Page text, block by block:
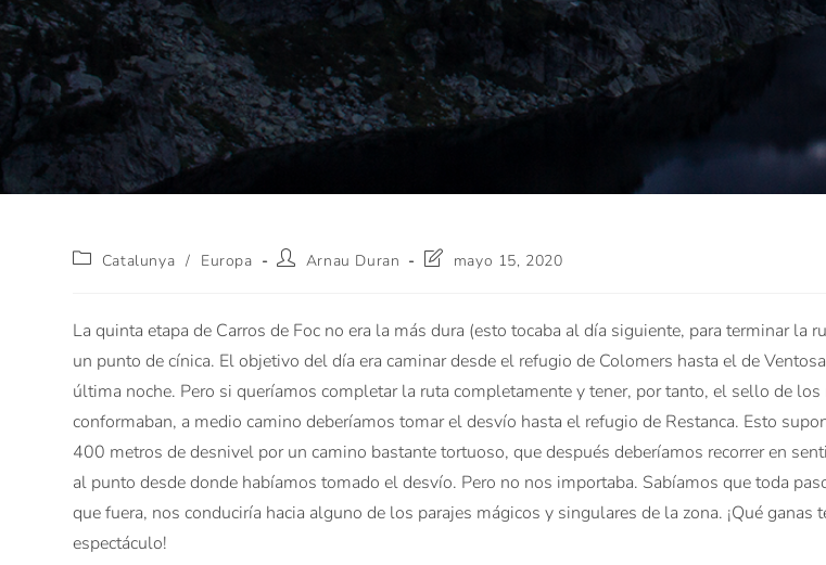
Catalunya / Europa Arnau Duran mayo 15, 2020
La quinta etapa de Carros de Foc no era la más dura (esto tocaba al día siguiente, para terminar la
un punto de cínica. El objetivo del día era caminar desde el refugio de Colomers hasta el de
última noche. Pero si queríamos completar la ruta completamente y tener, por tanto, el sello de
conformaban, a medio camino deberíamos tomar el desvío hasta el refugio de Restanca. Esto
400 metros de desnivel por un camino bastante tortuoso, que después deberíamos recorrer en
al punto desde donde habíamos tomado el desvío. Pero no nos importaba. Sabíamos que toda
que fuera, nos conduciría hacia alguno de los parajes mágicos y singulares de la zona. ¡Qué ganas
espectáculo!